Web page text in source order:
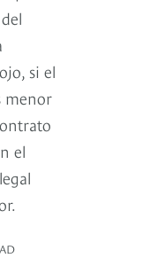
si el
menor
el